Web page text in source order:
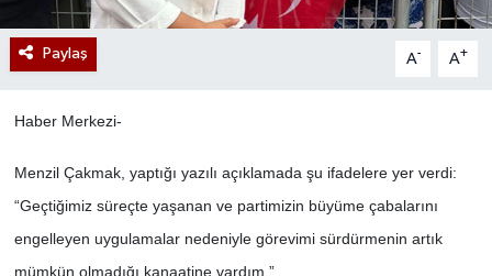
Paylaş A- A+
Haber Merkezi-
Menzil Çakmak, yaptığı yazılı açıklamada şu ifadelere yer verdi:
“Geçtiğimiz süreçte yaşanan ve partimizin büyüme çabalarını
engelleyen uygulamalar nedeniyle görevimi sürdürmenin artık
mümkün olmadığı kanaatine vardım.”